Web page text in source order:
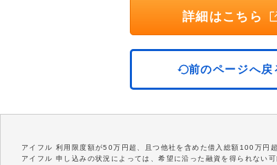
詳細はこちら
前のページへ戻
アイフル 利用限度額が50万円超、且つ他社を含めた借入総額100万円
アイフル 申し込みの状況によっては、希望に沿った融資を得られない可